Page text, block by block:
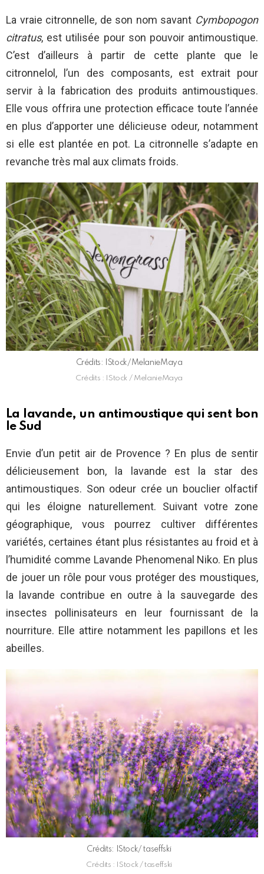
La vraie citronnelle, de son nom savant Cymbopogon
citratus, est utilisée pour son pouvoir antimoustique.
C’est d’ailleurs à partir de cette plante que le
citronnelol, l’un des composants, est extrait pour
servir à la fabrication des produits antimoustiques.
Elle vous offrira une protection efficace toute l’année
en plus d’apporter une délicieuse odeur, notamment
si elle est plantée en pot. La citronnelle s’adapte en
revanche très mal aux climats froids.
Crédits: IStock/MelanieMaya
Crédits : IStock / MelanieMaya
La lavande, un antimoustique qui sent bon
le Sud
Envie d’un petit air de Provence ? En plus de sentir
délicieusement bon, la lavande est la star des
antimoustiques. Son odeur crée un bouclier olfactif
qui les éloigne naturellement. Suivant votre zone
géographique, vous pourrez cultiver différentes
variétés, certaines étant plus résistantes au froid et à
l’humidité comme Lavande Phenomenal Niko. En plus
de jouer un rôle pour vous protéger des moustiques,
la lavande contribue en outre à la sauvegarde des
insectes pollinisateurs en leur fournissant de la
nourriture. Elle attire notamment les papillons et les
abeilles.
Crédits: IStock/ taseffski
Crédits : IStock / taseffski